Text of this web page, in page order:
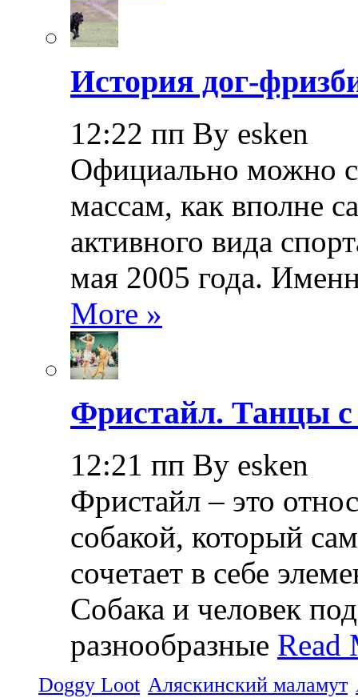
История дог-
12:22 пп By esken
Официально можно
массам, как вполне
активного вида
мая 2005 года.
More »
Фристайл. Танцы с
12:21 пп By esken
Фристайл – это
собакой, который
сочетает в себе
Собака и человек
разнообразные Read
Doggy Loot Аляскинский маламут